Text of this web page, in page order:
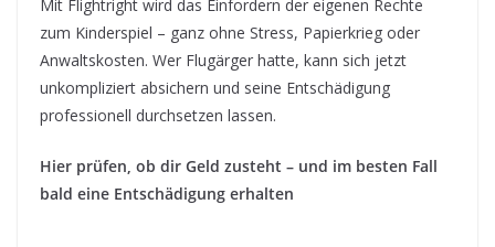
Mit Flightright wird das Einfordern der eigenen Rechte
zum Kinderspiel – ganz ohne Stress, Papierkrieg oder
Anwaltskosten. Wer Flugärger hatte, kann sich jetzt
unkompliziert absichern und seine Entschädigung
professionell durchsetzen lassen.
Hier prüfen, ob dir Geld zusteht – und im besten Fall
bald eine Entschädigung erhalten